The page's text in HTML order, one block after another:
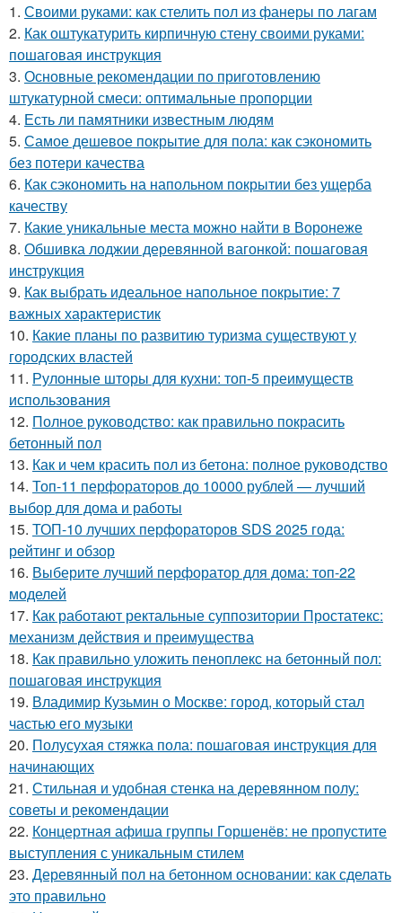
1. Своими руками: как стелить пол из фанеры по лагам
2. Как оштукатурить кирпичную стену своими руками:
пошаговая инструкция
3. Основные рекомендации по приготовлению
штукатурной смеси: оптимальные пропорции
4. Есть ли памятники известным людям
5. Самое дешевое покрытие для пола: как сэкономить
без потери качества
6. Как сэкономить на напольном покрытии без ущерба
качеству
7. Какие уникальные места можно найти в Воронеже
8. Обшивка лоджии деревянной вагонкой: пошаговая
инструкция
9. Как выбрать идеальное напольное покрытие: 7
важных характеристик
10. Какие планы по развитию туризма существуют у
городских властей
11. Рулонные шторы для кухни: топ-5 преимуществ
использования
12. Полное руководство: как правильно покрасить
бетонный пол
13. Как и чем красить пол из бетона: полное руководство
14. Топ-11 перфораторов до 10000 рублей — лучший
выбор для дома и работы
15. ТОП-10 лучших перфораторов SDS 2025 года:
рейтинг и обзор
16. Выберите лучший перфоратор для дома: топ-22
моделей
17. Как работают ректальные суппозитории Простатекс:
механизм действия и преимущества
18. Как правильно уложить пеноплекс на бетонный пол:
пошаговая инструкция
19. Владимир Кузьмин о Москве: город, который стал
частью его музыки
20. Полусухая стяжка пола: пошаговая инструкция для
начинающих
21. Стильная и удобная стенка на деревянном полу:
советы и рекомендации
22. Концертная афиша группы Горшенёв: не пропустите
выступления с уникальным стилем
23. Деревянный пол на бетонном основании: как сделать
это правильно